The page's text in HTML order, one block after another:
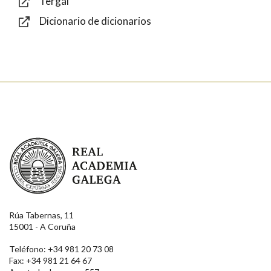
Dicionario de dicionarios
Real Academia Galega
Rúa Tabernas, 11
15001 - A Coruña
Teléfono: +34 981 20 73 08
Fax: +34 981 21 64 67